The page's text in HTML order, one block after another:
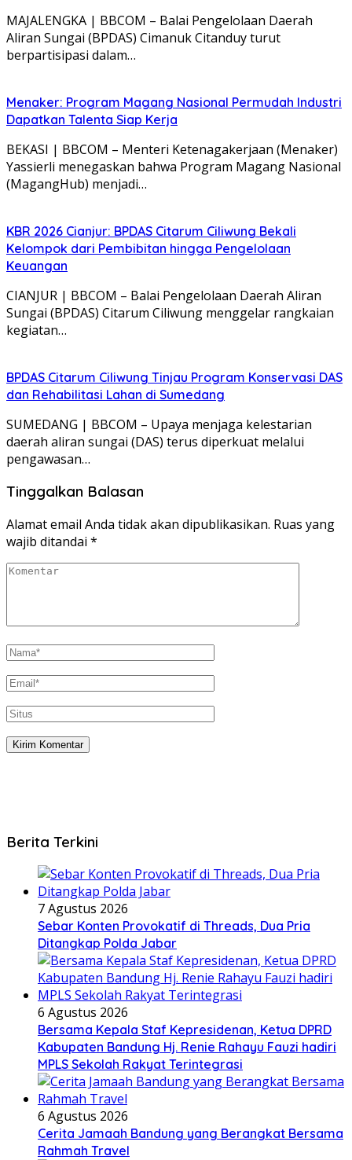
MAJALENGKA | BBCOM – Balai Pengelolaan Daerah
Aliran Sungai (BPDAS) Cimanuk Citanduy turut
berpartisipasi dalam…
Menaker: Program Magang Nasional Permudah Industri
Dapatkan Talenta Siap Kerja
BEKASI | BBCOM – Menteri Ketenagakerjaan (Menaker)
Yassierli menegaskan bahwa Program Magang Nasional
(MagangHub) menjadi…
KBR 2026 Cianjur: BPDAS Citarum Ciliwung Bekali
Kelompok dari Pembibitan hingga Pengelolaan
Keuangan
CIANJUR | BBCOM – Balai Pengelolaan Daerah Aliran
Sungai (BPDAS) Citarum Ciliwung menggelar rangkaian
kegiatan…
BPDAS Citarum Ciliwung Tinjau Program Konservasi DAS
dan Rehabilitasi Lahan di Sumedang
SUMEDANG | BBCOM – Upaya menjaga kelestarian
daerah aliran sungai (DAS) terus diperkuat melalui
pengawasan…
Tinggalkan Balasan
Alamat email Anda tidak akan dipublikasikan. Ruas yang
wajib ditandai *
Berita Terkini
7 Agustus 2026
Sebar Konten Provokatif di Threads, Dua Pria
Ditangkap Polda Jabar
6 Agustus 2026
Bersama Kepala Staf Kepresidenan, Ketua DPRD
Kabupaten Bandung Hj. Renie Rahayu Fauzi hadiri
MPLS Sekolah Rakyat Terintegrasi
6 Agustus 2026
Cerita Jamaah Bandung yang Berangkat Bersama
Rahmah Travel